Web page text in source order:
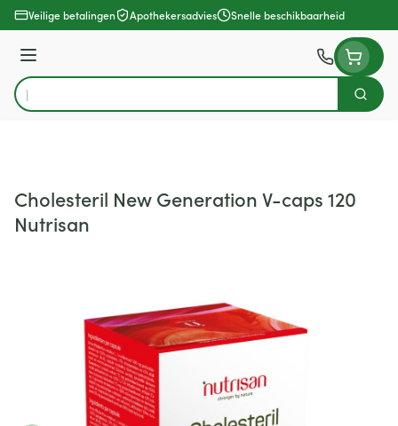
Ga naar de inhoud
Veilige betalingen Apothekersadvies Snelle beschikbaarheid
Menu
Product, merk, categorie...
Zoek
Cholesteril New Generation V-caps 120
Nutrisan